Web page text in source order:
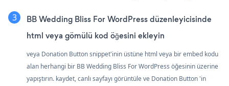
BB Wedding Bliss For WordPress düzenleyicisinde
html veya gömülü kod öğesini ekleyin
veya Donation Button snippet'inin üstüne html veya bir embed kodu
alan herhangi bir BB Wedding Bliss For WordPress öğesinin üzerine
yapıştırın. kaydet, canlı sayfayı görüntüle ve Donation Button 'in